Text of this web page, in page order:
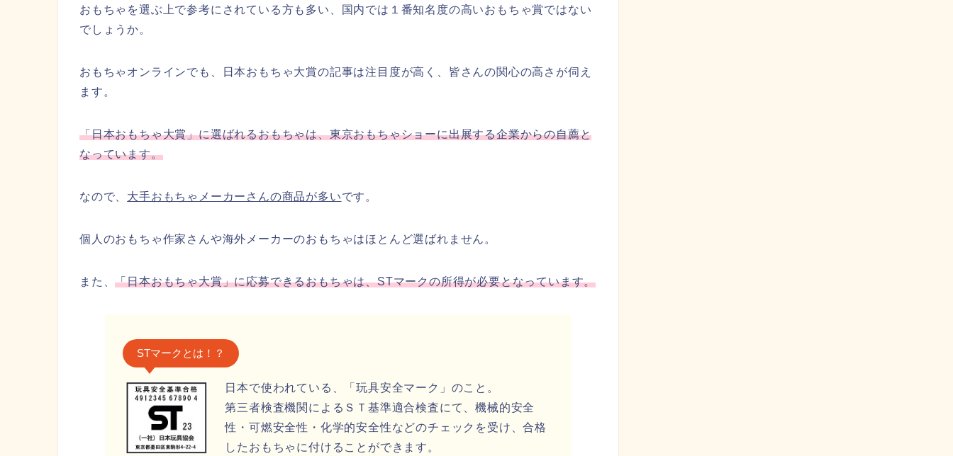
おもちゃを選ぶ上で参考にされている方も多い、国内では１番知名度の高いおもちゃ賞ではない
でしょうか。
おもちゃオンラインでも、日本おもちゃ大賞の記事は注目度が高く、皆さんの関心の高さが伺え
ます。
「日本おもちゃ大賞」に選ばれるおもちゃは、東京おもちゃショーに出展する企業からの自薦と
なっています。
なので、 大手おもちゃメーカーさんの商品が多いです。
個人のおもちゃ作家さんや海外メーカーのおもちゃはほとんど選ばれません。
また、「日本おもちゃ大賞」に応募できるおもちゃは、STマークの所得が必要となっています。
STマークとは！？
日本で使われている、「玩具安全マーク」のこと。
第三者検査機関によるＳＴ基準適合検査にて、機械的安全
性・可燃安全性・化学的安全性などのチェックを受け、合格
したおもちゃに付けることができます。